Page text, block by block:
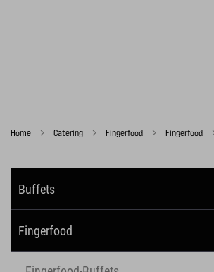
Home Catering Fingerfood Fingerfood
Buffets
Fingerfood